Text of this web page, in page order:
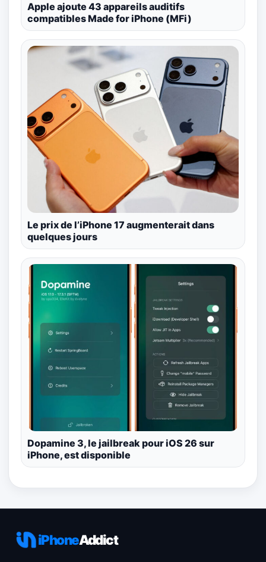
Apple ajoute 43 appareils auditifs
compatibles Made for iPhone (MFi)
Le prix de l’iPhone 17 augmenterait dans
quelques jours
Dopamine 3, le jailbreak pour iOS 26 sur
iPhone, est disponible
iPhoneAddict